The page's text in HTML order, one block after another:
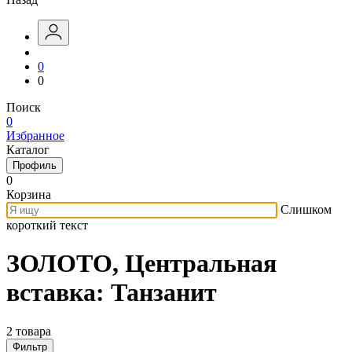
0
0
Поиск
0
Избранное
Каталог
Профиль
0
Корзина
Слишком
короткий текст
ЗОЛОТО, Центральная
вставка: Танзанит
2 товара
Фильтр